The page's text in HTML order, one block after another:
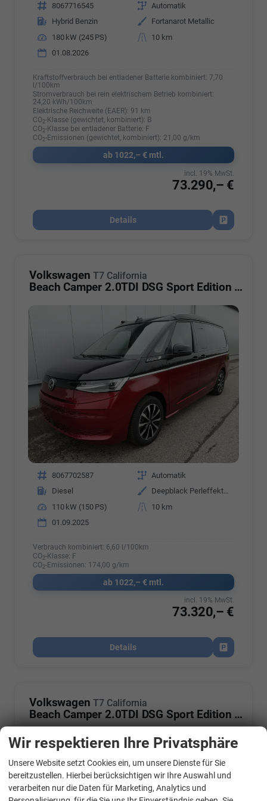
Fahrzeugnr. 8067716545 Getriebe Automatik
Kraftstoff
Hybrid Benzin Außenfarbe
Fortanarot Metallic
Leistung
180 kW (245 PS) Kilometerstand
10 km
01.08.2026
Kraftstoffverbrauch bei entladener Batterie kombiniert:7,70
l/100km
Stromverbrauch bei rein elektrischem Betrieb kombiniert:
24,20 kWh/100km
Elektrische Reichweite (EAER): 91 km
CO2-Klasse (gewichtet, kombiniert): B
CO2-Klasse bei entladener Batterie: F
CO2-Emissionen (gewichtet, kombiniert): 21,00 g/km
ab 1022,– € mtl.
73.290,– €
incl. 19% MwSt.
Details
Fahrzeug
Volkswagen T7 California
Beach Camper 2.0TDI DSG Sport Edition 8 Fach GV5 High+
Fahrzeugnr. 8067702587 Getriebe Automatik
Kraftstoff
Diesel Außenfarbe
Deepblack Perleffekt/Fortanarot Metallic
Leistung
110 kW (150 PS) Kilometerstand
10 km
01.09.2025
Verbrauch kombiniert: 6,60 l/100km
CO2-Klasse: F
CO2-Emissionen: 174,00 g/km
ab 1022,– € mtl.
73.320,– €
incl. 19% MwSt.
Details
Fahrzeug
Volkswagen T7 California
Beach Camper 2.0TDI DSG Sport Edition 8 Fach GV5 High+
Wir respektieren Ihre Privatsphäre
Unsere Website setzt Cookies ein, um unsere Dienste für Sie
bereitzustellen. Hierbei berücksichtigen wir Ihre Auswahl und
verarbeiten nur die Daten für Marketing, Analytics und